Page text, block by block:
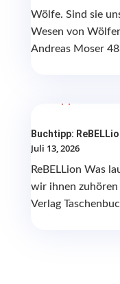
Wölfe. Sind sie
Wesen von
Andreas Moser
Buchtipp:
Juli 13, 2026
ReBELLion Was
wir ihnen
Verlag